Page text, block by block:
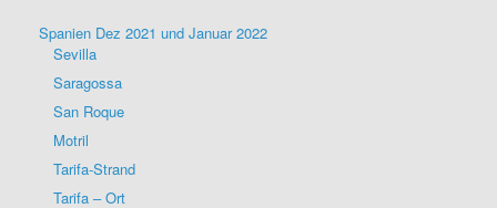
Spanien Dez 2021 und Januar 2022
Sevilla
Saragossa
San Roque
Motril
Tarifa-Strand
Tarifa – Ort